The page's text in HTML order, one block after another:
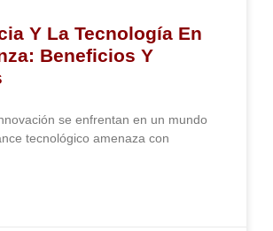
Y La Tecnología En
Beneficios Y
se enfrentan en un mundo
tecnológico amenaza con